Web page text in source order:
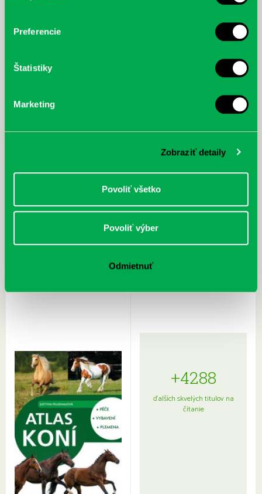
Preferencie
Štatistiky
Marketing
Zobraziť detaily
Povoliť všetko
Povoliť výber
Odmietnuť
cyklistu modernej doby:
Rudź, Przemyslaw: Atlas hviezd:
Sprievodca po hviezdnej oblohe
Hardy, Paula: Japonsko na tanieri:
kompletný sprievodca
+4288
ďalších skvelých titulov na
čítanie